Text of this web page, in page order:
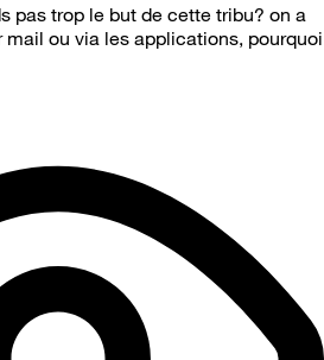
pas trop le but de cette tribu? on a
ou via les applications, pourquoi